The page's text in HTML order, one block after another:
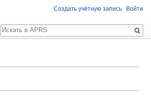
Создать учётную запись Войти
Поиск